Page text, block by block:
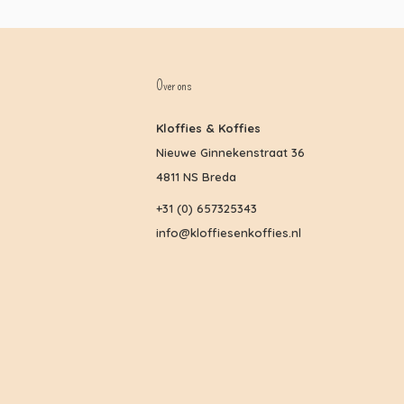
Over ons
Kloffies & Koffies
Nieuwe Ginnekenstraat 36
4811 NS Breda
+31 (0) 657325343
info@kloffiesenkoffies.nl